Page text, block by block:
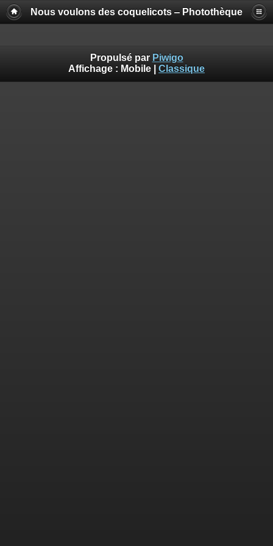
Nous voulons des coquelicots ‒ Photothèque
Propulsé par Piwigo
Affichage : Mobile Classique